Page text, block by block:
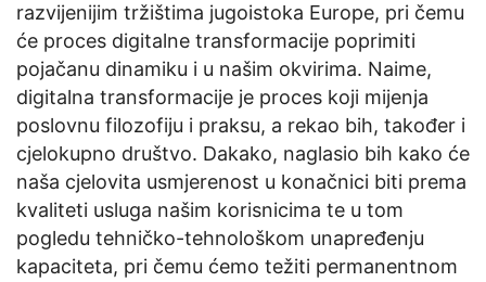
razvijenijim tržištima jugoistoka Europe, pri čemu
će proces digitalne transformacije poprimiti
pojačanu dinamiku i u našim okvirima. Naime,
digitalna transformacije je proces koji mijenja
poslovnu filozofiju i praksu, a rekao bih, također i
cjelokupno društvo. Dakako, naglasio bih kako će
naša cjelovita usmjerenost u konačnici biti prema
kvaliteti usluga našim korisnicima te u tom
pogledu tehničko-tehnološkom unapređenju
kapaciteta, pri čemu ćemo težiti permanentnom